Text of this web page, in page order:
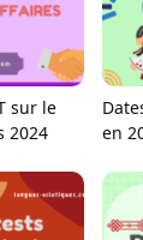
sur le
2024
en